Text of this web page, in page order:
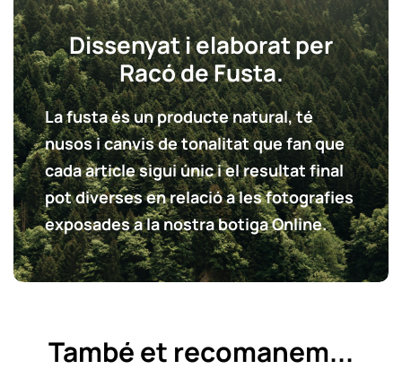
Dissenyat i elaborat per
Racó de Fusta.
La fusta és un producte natural, té
nusos i canvis de tonalitat que fan que
cada article sigui únic i el resultat final
pot diverses en relació a les fotografies
exposades a la nostra botiga Online.
També et recomanem...